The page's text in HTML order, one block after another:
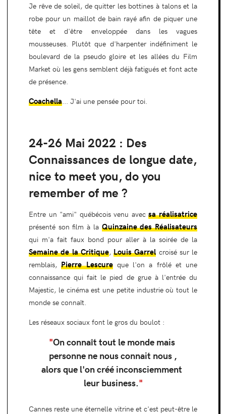
Je rêve de soleil, de quitter les bottines à talons et la
robe pour un maillot de bain rayé afin de piquer une
tête et d'être enveloppée dans les vagues
mousseuses. Plutôt que d'harpenter indéfiniment le
boulevard de la pseudo gloire et les allées du Film
Market où les gens semblent déjà fatigués et font acte
de présence.
Coachella ... J'ai une pensée pour toi.
24-26 Mai 2022 : Des
Connaissances de longue date,
nice to meet you, do you
remember of me ?
Entre un "ami" québécois venu avecsa réalisatrice
présenté son film à la Quinzaine des Réalisateurs
qui m'a fait faux bond pour aller à la soirée de la
Semaine de la Critique, Louis Garrel croisé sur le
remblais,Pierre Lescureque l'on a frôlé et une
connaissance qui fait le pied de grue à l'entrée du
Majestic, le cinéma est une petite industrie où tout le
monde se connaît.
Les réseaux sociaux font le gros du boulot :
"On connaît tout le monde mais
personne ne nous connait nous ,
alors que l'on créé inconsciemment
leur business."
Cannes reste une éternelle vitrine et c'est peut-être le